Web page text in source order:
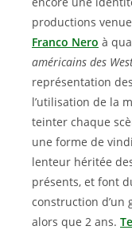
productions
Franco Nero à
américains des
représentation
l’utilisation de la
teinter chaque
une forme de
lenteur héritée
présents, et font
construction d’un
alors que 2 ans.